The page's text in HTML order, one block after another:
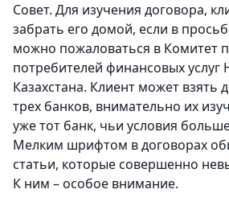
Совет. Для изучения договора,
забрать его домой, если в
можно пожаловаться в Комитет
потребителей финансовых услуг
Казахстана. Клиент может взять
трех банков, внимательно их
уже тот банк, чьи условия
Мелким шрифтом в договорах
статьи, которые совершенно
К ним – особое внимание.